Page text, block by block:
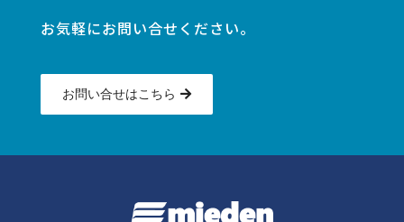
お気軽にお問い合せください。
お問い合せはこちら